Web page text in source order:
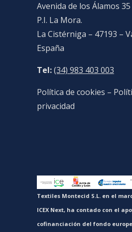
Avenida de los Álamos 35
P.I. La Mora.
La Cistérniga – 47193 –
España
Tel:(34) 983 403 003
Política de cookies –
privacidad
Textiles Montecid S.L. en el
ICEX Next, ha contado con el
cofinanciación del fondo europeo